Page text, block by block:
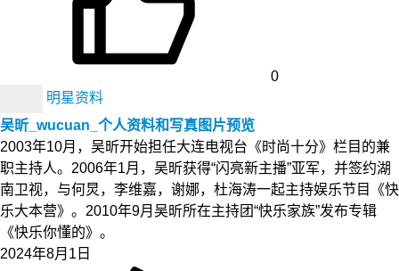
0
明星资料
吴昕_wucuan_个人资料和写真图片预览
2003年10月，吴昕开始担任大连电视台《时尚十分》栏目的兼
职主持人。2006年1月，吴昕获得“闪亮新主播”亚军，并签约湖
南卫视，与何炅，李维嘉，谢娜，杜海涛一起主持娱乐节目《快
乐大本营》。2010年9月吴昕所在主持团“快乐家族”发布专辑
《快乐你懂的》。
2024年8月1日